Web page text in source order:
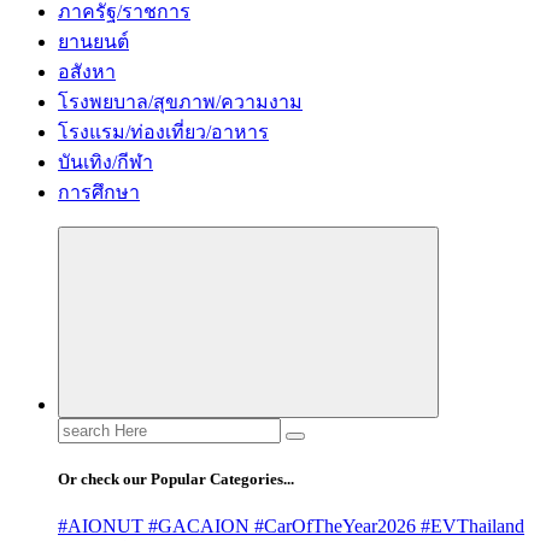
ภาครัฐ/ราชการ
ยานยนต์
อสังหา
โรงพยบาล/สุขภาพ/ความงาม
โรงแรม/ท่องเที่ยว/อาหาร
บันเทิง/กีฬา
การศึกษา
Search
for:
Or check our Popular Categories...
#AIONUT #GACAION #CarOfTheYear2026 #EVThailand